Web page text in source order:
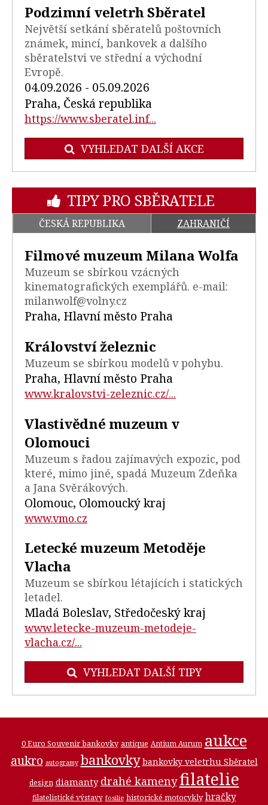
Podzimní veletrh Sběratel
Největší setkání sběratelů poštovních
známek, mincí, bankovek a dalšího
sběratelstvi ve střední a východní
Evropě.
04.09.2026 - 05.09.2026
Praha, Česká republika
https://www.sberatel.inf...
VYHLEDAT DALŠÍ AKCE
TIPY PRO SBĚRATELE
ČESKÁ REPUBLIKA ZAHRANIČÍ
Filmové muzeum Milana Wolfa
Muzeum se sbírkou vzácných
kinematografických exemplářů. e-mail:
milanwolf@volny.cz
Praha, Hlavní město Praha
Království železnic
Muzeum se sbírkou modelů v pohybu.
Praha, Hlavní město Praha
www.kralovstvi-zeleznic.cz/...
Vlastivědné muzeum v
Olomouci
Muzeum s řadou zajímavých expozic, pod
které, mimo jiné, spadá Muzeum Zdeňka
a Jana Svěrákových.
Olomouc, Olomoucký kraj
www.vmo.cz
Letecké muzeum Metoděje
Vlacha
Muzeum se sbírkou létajících i statických
letadel.
Mladá Boleslav, Středočeský kraj
www.letecke-muzeum-metodeje-
vlacha.cz/...
VYHLEDAT DALŠÍ TIPY
0 Euro Souvenir bankovky antique Antium Aurum aukce
aukro autogramy bankovky bankovky veletrhu Sběratel
design diamanty drahé kamenyfilatelie
filatelistické výstavy fosilie historické motocykly hračky